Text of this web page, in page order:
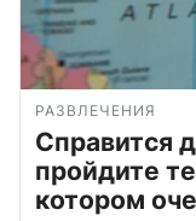
РАЗВЛЕЧЕНИЯ
Справится
пройдите
котором